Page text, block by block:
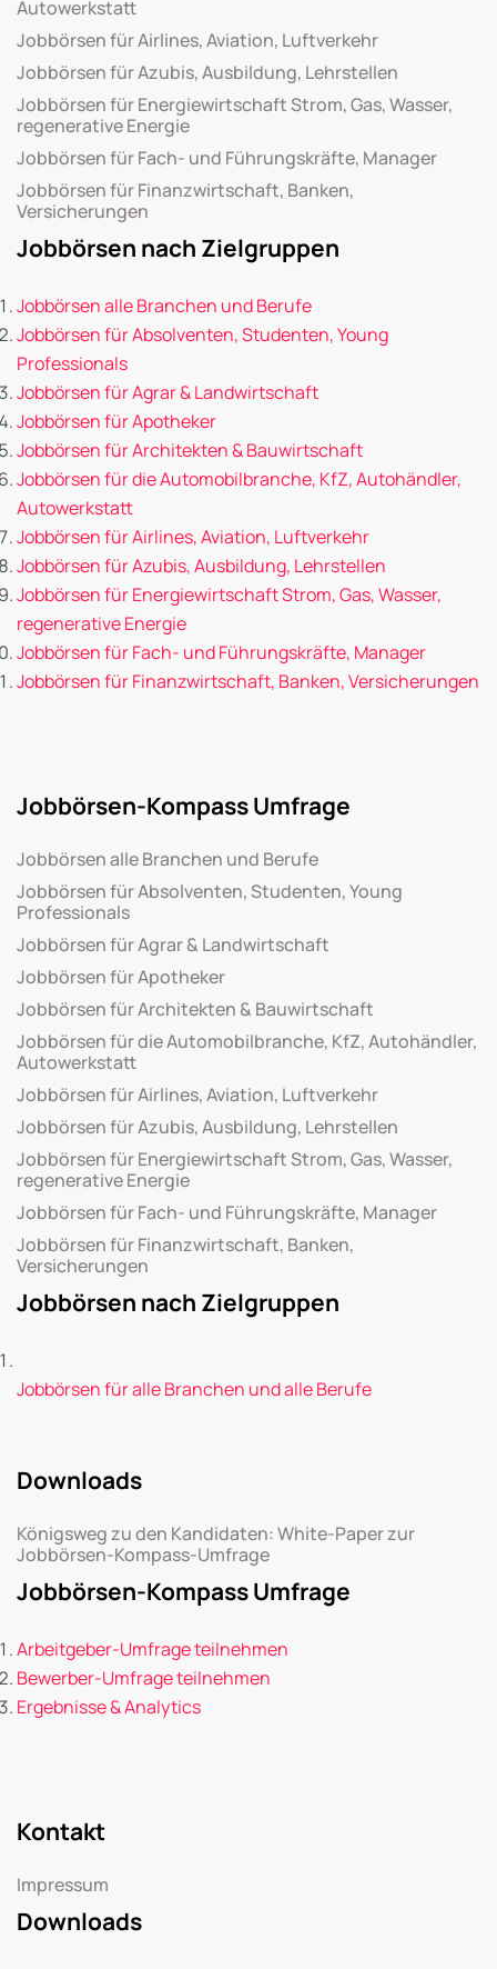
Autowerkstatt
Jobbörsen für Airlines, Aviation, Luftverkehr
Jobbörsen für Azubis, Ausbildung, Lehrstellen
Jobbörsen für Energiewirtschaft Strom, Gas, Wasser,
regenerative Energie
Jobbörsen für Fach- und Führungskräfte, Manager
Jobbörsen für Finanzwirtschaft, Banken,
Versicherungen
Jobbörsen nach Zielgruppen
Jobbörsen alle Branchen und Berufe
Jobbörsen für Absolventen, Studenten, Young
Professionals
Jobbörsen für Agrar & Landwirtschaft
Jobbörsen für Apotheker
Jobbörsen für Architekten & Bauwirtschaft
Jobbörsen für die Automobilbranche, KfZ, Autohändler,
Autowerkstatt
Jobbörsen für Airlines, Aviation, Luftverkehr
Jobbörsen für Azubis, Ausbildung, Lehrstellen
Jobbörsen für Energiewirtschaft Strom, Gas, Wasser,
regenerative Energie
Jobbörsen für Fach- und Führungskräfte, Manager
Jobbörsen für Finanzwirtschaft, Banken, Versicherungen
Jobbörsen-Kompass Umfrage
Jobbörsen alle Branchen und Berufe
Jobbörsen für Absolventen, Studenten, Young
Professionals
Jobbörsen für Agrar & Landwirtschaft
Jobbörsen für Apotheker
Jobbörsen für Architekten & Bauwirtschaft
Jobbörsen für die Automobilbranche, KfZ, Autohändler,
Autowerkstatt
Jobbörsen für Airlines, Aviation, Luftverkehr
Jobbörsen für Azubis, Ausbildung, Lehrstellen
Jobbörsen für Energiewirtschaft Strom, Gas, Wasser,
regenerative Energie
Jobbörsen für Fach- und Führungskräfte, Manager
Jobbörsen für Finanzwirtschaft, Banken,
Versicherungen
Jobbörsen nach Zielgruppen
Jobbörsen für alle Branchen und alle Berufe
Downloads
Königsweg zu den Kandidaten: White-Paper zur
Jobbörsen-Kompass-Umfrage
Jobbörsen-Kompass Umfrage
Arbeitgeber-Umfrage teilnehmen
Bewerber-Umfrage teilnehmen
Ergebnisse & Analytics
Kontakt
Impressum
Downloads